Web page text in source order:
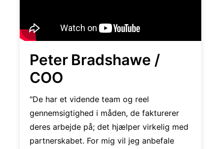
Peter Bradshawe /
COO
"De har et vidende team og reel
gennemsigtighed i måden, de fakturerer
deres arbejde på; det hjælper virkelig med
partnerskabet. For mig vil jeg anbefale